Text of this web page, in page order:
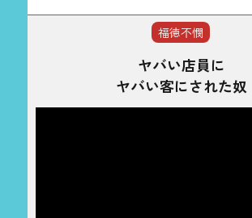
索:
福徳不憫
ヤバい店員に
ヤバい客にされた奴